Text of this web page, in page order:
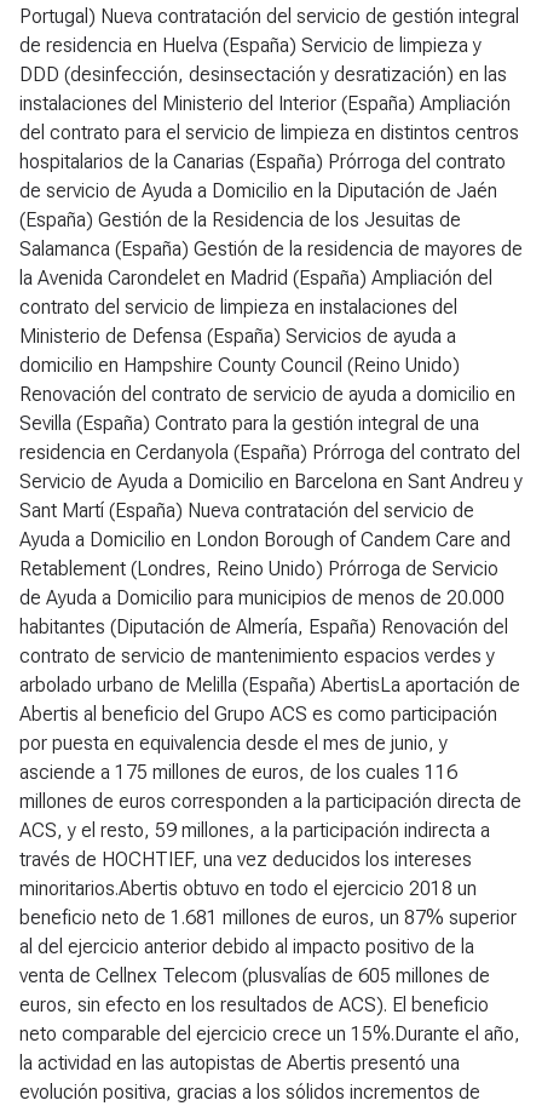
Portugal) Nueva contratación del servicio de gestión integral
de residencia en Huelva (España) Servicio de limpieza y
DDD (desinfección, desinsectación y desratización) en las
instalaciones del Ministerio del Interior (España) Ampliación
del contrato para el servicio de limpieza en distintos centros
hospitalarios de la Canarias (España) Prórroga del contrato
de servicio de Ayuda a Domicilio en la Diputación de Jaén
(España) Gestión de la Residencia de los Jesuitas de
Salamanca (España) Gestión de la residencia de mayores de
la Avenida Carondelet en Madrid (España) Ampliación del
contrato del servicio de limpieza en instalaciones del
Ministerio de Defensa (España) Servicios de ayuda a
domicilio en Hampshire County Council (Reino Unido)
Renovación del contrato de servicio de ayuda a domicilio en
Sevilla (España) Contrato para la gestión integral de una
residencia en Cerdanyola (España) Prórroga del contrato del
Servicio de Ayuda a Domicilio en Barcelona en Sant Andreu y
Sant Martí (España) Nueva contratación del servicio de
Ayuda a Domicilio en London Borough of Candem Care and
Retablement (Londres, Reino Unido) Prórroga de Servicio
de Ayuda a Domicilio para municipios de menos de 20.000
habitantes (Diputación de Almería, España) Renovación del
contrato de servicio de mantenimiento espacios verdes y
arbolado urbano de Melilla (España) AbertisLa aportación de
Abertis al beneficio del Grupo ACS es como participación
por puesta en equivalencia desde el mes de junio, y
asciende a 175 millones de euros, de los cuales 116
millones de euros corresponden a la participación directa de
ACS, y el resto, 59 millones, a la participación indirecta a
través de HOCHTIEF, una vez deducidos los intereses
minoritarios.Abertis obtuvo en todo el ejercicio 2018 un
beneficio neto de 1.681 millones de euros, un 87% superior
al del ejercicio anterior debido al impacto positivo de la
venta de Cellnex Telecom (plusvalías de 605 millones de
euros, sin efecto en los resultados de ACS). El beneficio
neto comparable del ejercicio crece un 15%.Durante el año,
la actividad en las autopistas de Abertis presentó una
evolución positiva, gracias a los sólidos incrementos de